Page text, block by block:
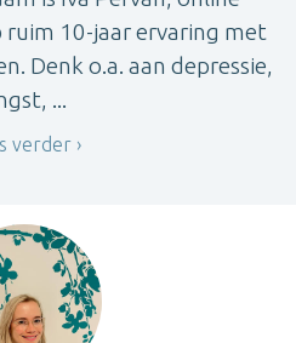
ruim 10-jaar ervaring met
Denk o.a. aan depressie,
...
verder